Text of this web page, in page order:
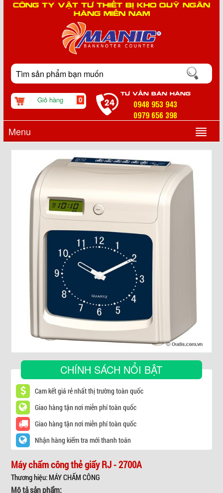
CÔNG TY VẬT TƯ THIẾT BỊ KHO QUỸ NGÂN
HÀNG MIỀN NAM
Giỏ hàng 0
TƯ VẤN BÁN HÀNG
0948 953 943
0979 656 398
Menu
CHÍNH SÁCH NỔI BẬT
Cam kết giá rẻ nhất thị trường toàn quốc
Giao hàng tận nơi miễn phí toàn quốc
Giao hàng tận nơi miễn phí toàn quốc
Nhận hàng kiểm tra mới thanh toán
Máy chấm công thẻ giấy RJ - 2700A
Thương hiệu: MÁY CHẤM CÔNG
Mô tả sản phẩm: